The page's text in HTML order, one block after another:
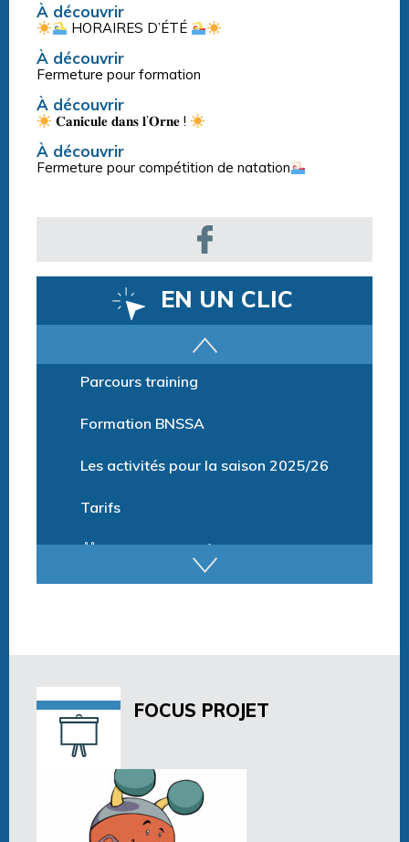
À découvrir
HORAIRES D’ÉTÉ
À découvrir
Fermeture pour formation
À découvrir
𝐂𝐚𝐧𝐢𝐜𝐮𝐥𝐞 𝐝𝐚𝐧𝐬 𝐥’𝐎𝐫𝐧𝐞 !
À découvrir
Fermeture pour compétition de natation
EN UN CLIC
Parcours training
Formation BNSSA
Les activités pour la saison 2025/26
Tarifs
Billetterie et Réservation
FOCUS PROJET